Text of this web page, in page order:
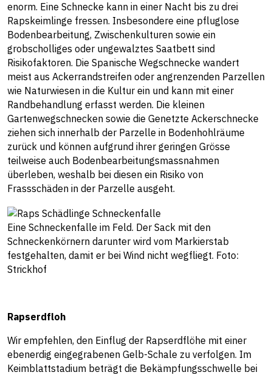
enorm. Eine Schnecke kann in einer Nacht bis zu drei
Rapskeimlinge fressen. Insbesondere eine pfluglose
Bodenbearbeitung, Zwischenkulturen sowie ein
grobscholliges oder ungewalztes Saatbett sind
Risikofaktoren. Die Spanische Wegschnecke wandert
meist aus Ackerrandstreifen oder angrenzenden Parzellen
wie Naturwiesen in die Kultur ein und kann mit einer
Randbehandlung erfasst werden. Die kleinen
Gartenwegschnecken sowie die Genetzte Ackerschnecke
ziehen sich innerhalb der Parzelle in Bodenhohlräume
zurück und können aufgrund ihrer geringen Grösse
teilweise auch Bodenbearbeitungsmassnahmen
überleben, weshalb bei diesen ein Risiko von
Frassschäden in der Parzelle ausgeht.
Eine Schneckenfalle im Feld. Der Sack mit den
Schneckenkörnern darunter wird vom Markierstab
festgehalten, damit er bei Wind nicht wegfliegt. Foto:
Strickhof
Rapserdfloh
Wir empfehlen, den Einflug der Rapserdflöhe mit einer
ebenerdig eingegrabenen Gelb-Schale zu verfolgen. Im
Keimblattstadium beträgt die Bekämpfungsschwelle bei